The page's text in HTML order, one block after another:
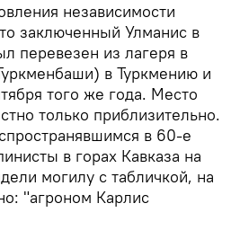
независимости
заключенный Улманис в
перевезен из лагеря в
в Туркмению и
того же года. Место
только приблизительно.
в 60-е
в горах Кавказа на
могилу с табличкой, на
"агроном Карлис